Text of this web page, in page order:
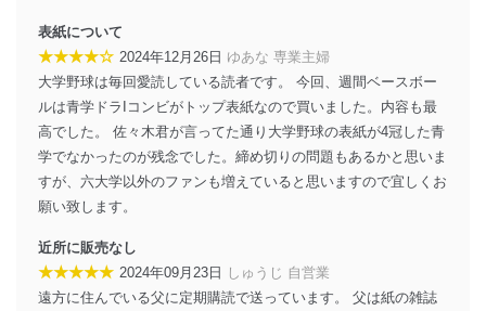
に、これらの法令及びその他の規範を常に適合させま
す。
個人情報の安全管理措置
当社は、個人情報の正確性及び安全性を確保するため
施し、個人情報の漏えい、滅失またはき損の防止及び是
正に努めます。
アクセス制御
個人データを取り扱うことのできる機器及び当該
機器を取り扱う従業者を明確化し、 個人データへ
の不要なアクセスを防止しています。
表紙について
★★★★☆ 2024年12月26日 ゆあな 専業主婦
大学野球は毎回愛読している読者です。 今回、週間ベースボー
ルは青学ドラIコンビがトップ表紙なので買いました。内容も最
高でした。 佐々木君が言ってた通り大学野球の表紙が4冠した青
学でなかったのが残念でした。締め切りの問題もあるかと思いま
すが、六大学以外のファンも増えていると思いますので宜しくお
願い致します。
近所に販売なし
★★★★★ 2024年09月23日
しゅうじ 自営業
遠方に住んでいる父に定期購読で送っています。 父は紙の雑誌